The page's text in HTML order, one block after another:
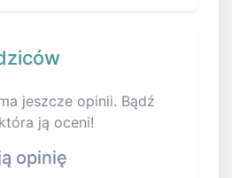
jeszcze opinii. Bądź
ją oceni!
opinię